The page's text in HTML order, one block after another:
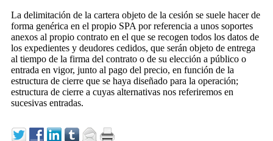
La delimitación de la cartera objeto de la cesión se suele hacer de
forma genérica en el propio SPA por referencia a unos soportes
anexos al propio contrato en el que se recogen todos los datos de
los expedientes y deudores cedidos, que serán objeto de entrega
al tiempo de la firma del contrato o de su elección a público o
entrada en vigor, junto al pago del precio, en función de la
estructura de cierre que se haya diseñado para la operación;
estructura de cierre a cuyas alternativas nos referiremos en
sucesivas entradas.